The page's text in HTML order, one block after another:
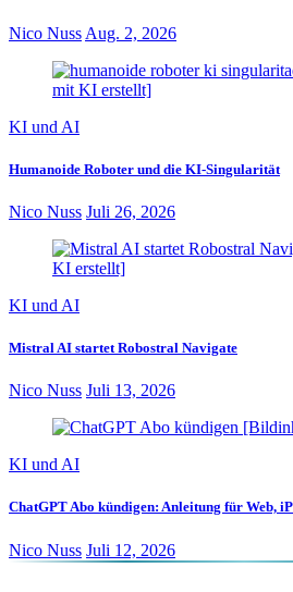
Nico Nuss Aug. 2, 2026
KI und AI
Humanoide Roboter und die KI-Singularität
Nico Nuss Juli 26, 2026
KI und AI
Mistral AI startet Robostral Navigate
Nico Nuss Juli 13, 2026
KI und AI
ChatGPT Abo kündigen: Anleitung für Web,
Nico Nuss Juli 12, 2026